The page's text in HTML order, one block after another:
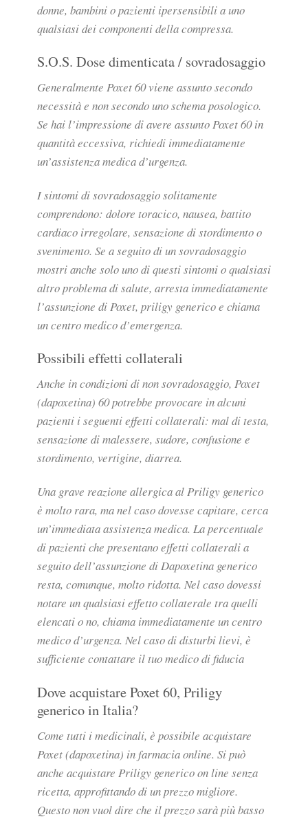
donne, bambini o pazienti ipersensibili a uno
qualsiasi dei componenti della compressa.
S.O.S. Dose dimenticata / sovradosaggio
Generalmente Poxet 60 viene assunto secondo
necessità e non secondo uno schema posologico.
Se hai l’impressione di avere assunto Poxet 60 in
quantità eccessiva, richiedi immediatamente
un’assistenza medica d’urgenza.
I sintomi di sovradosaggio solitamente
comprendono: dolore toracico, nausea, battito
cardiaco irregolare, sensazione di stordimento o
svenimento. Se a seguito di un sovradosaggio
mostri anche solo uno di questi sintomi o qualsiasi
altro problema di salute, arresta immediatamente
l’assunzione di Poxet, priligy generico e chiama
un centro medico d’emergenza.
Possibili effetti collaterali
Anche in condizioni di non sovradosaggio, Poxet
(dapoxetina) 60 potrebbe provocare in alcuni
pazienti i seguenti effetti collaterali: mal di testa,
sensazione di malessere, sudore, confusione e
stordimento, vertigine, diarrea.
Una grave reazione allergica al Priligy generico
è molto rara, ma nel caso dovesse capitare, cerca
un’immediata assistenza medica. La percentuale
di pazienti che presentano effetti collaterali a
seguito dell’assunzione di Dapoxetina generico
resta, comunque, molto ridotta. Nel caso dovessi
notare un qualsiasi effetto collaterale tra quelli
elencati o no, chiama immediatamente un centro
medico d’urgenza. Nel caso di disturbi lievi, è
sufficiente contattare il tuo medico di fiducia
Dove acquistare Poxet 60, Priligy
generico in Italia?
Come tutti i medicinali, è possibile acquistare
Poxet (dapoxetina) in farmacia online. Si può
anche acquistare Priligy generico on line senza
ricetta, approfittando di un prezzo migliore.
Questo non vuol dire che il prezzo sarà più basso